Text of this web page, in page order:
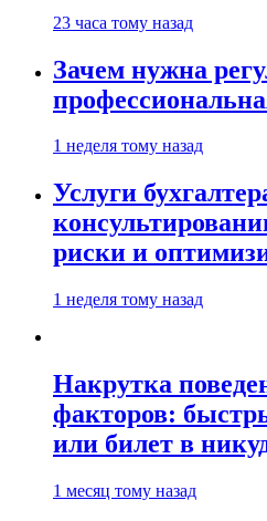
23 часа тому назад
Зачем нужна
1 неделя тому назад
Услуги
риски и
1 неделя тому назад
Накрутка
факторов:
или билет в
1 месяц тому назад